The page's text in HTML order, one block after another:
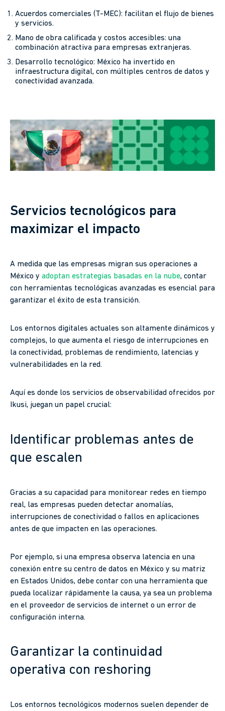
Acuerdos comerciales (T-MEC): facilitan el flujo de bienes
y servicios.
Mano de obra calificada y costos accesibles: una
combinación atractiva para empresas extranjeras.
Desarrollo tecnológico: México ha invertido en
infraestructura digital, con múltiples centros de datos y
conectividad avanzada.
Servicios tecnológicos para
maximizar el impacto
A medida que las empresas migran sus operaciones a
México y adoptan estrategias basadas en la nube, contar
con herramientas tecnológicas avanzadas es esencial para
garantizar el éxito de esta transición.
Los entornos digitales actuales son altamente dinámicos y
complejos, lo que aumenta el riesgo de interrupciones en
la conectividad, problemas de rendimiento, latencias y
vulnerabilidades en la red.
Aquí es donde los servicios de observabilidad ofrecidos por
Ikusi, juegan un papel crucial:
Identificar problemas antes de
que escalen
Gracias a su capacidad para monitorear redes en tiempo
real, las empresas pueden detectar anomalías,
interrupciones de conectividad o fallos en aplicaciones
antes de que impacten en las operaciones.
Por ejemplo, si una empresa observa latencia en una
conexión entre su centro de datos en México y su matriz
en Estados Unidos, debe contar con una herramienta que
pueda localizar rápidamente la causa, ya sea un problema
en el proveedor de servicios de internet o un error de
configuración interna.
Garantizar la continuidad
operativa con reshoring
Los entornos tecnológicos modernos suelen depender de